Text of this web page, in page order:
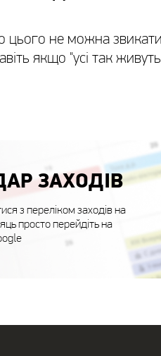
цього не можна
якщо "усі так
ЗАХОДІВ
з переліком заходів на
просто перейдіть на